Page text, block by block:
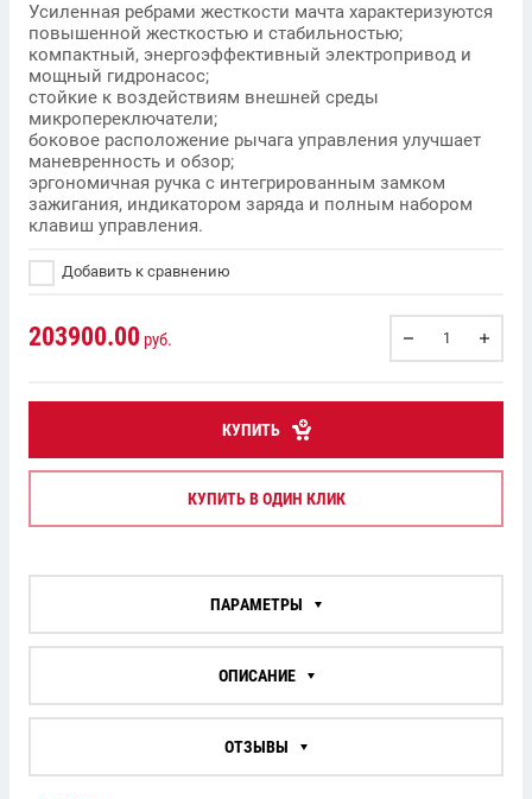
Усиленная ребрами жесткости мачта характеризуются
повышенной жесткостью и стабильностью;
компактный, энергоэффективный электропривод и
мощный гидронасос;
стойкие к воздействиям внешней среды
микропереключатели;
боковое расположение рычага управления улучшает
маневренность и обзор;
эргономичная ручка с интегрированным замком
зажигания, индикатором заряда и полным набором
клавиш управления.
Добавить к сравнению
203900.00 руб.
КУПИТЬ
КУПИТЬ В ОДИН КЛИК
ПАРАМЕТРЫ
ОПИСАНИЕ
ОТЗЫВЫ